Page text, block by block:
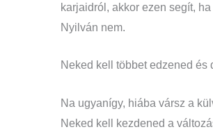
karjaidról, akkor ezen segít,
Nyilván nem.
Neked kell többet edzened és
Na ugyanígy, hiába vársz a
Neked kell kezdened a